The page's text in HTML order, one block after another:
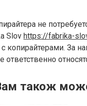
не
Slov https://fabrika-
копирайтерами. За
ответственно
також